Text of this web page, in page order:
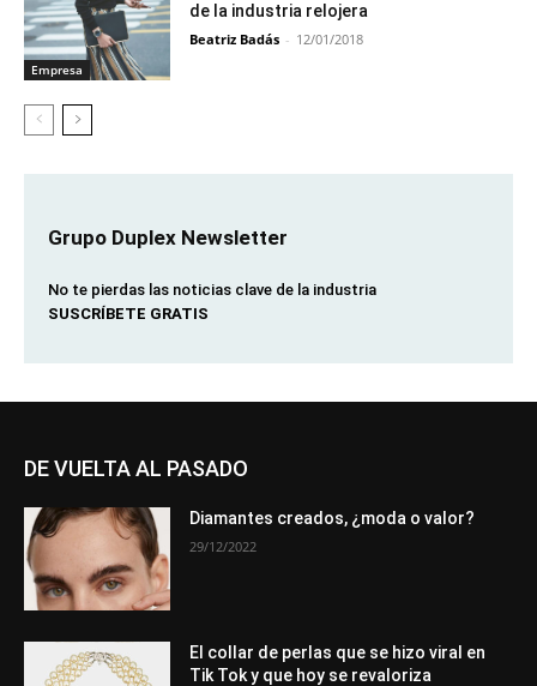
Empresa
de la industria relojera
Beatriz Badás - 12/01/2018
Grupo Duplex Newsletter
No te pierdas las noticias clave de la industria
SUSCRÍBETE GRATIS
DE VUELTA AL PASADO
Diamantes creados, ¿moda o valor?
29/12/2022
El collar de perlas que se hizo viral en
Tik Tok y que hoy se revaloriza